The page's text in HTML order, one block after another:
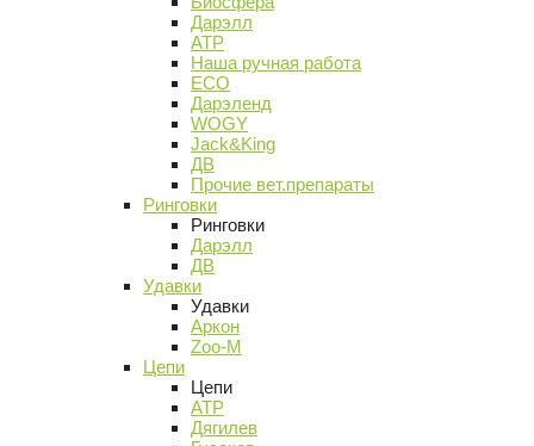
Дарэлл
АТР
Наша ручная работа
ECO
Дарэленд
WOGY
Jack&King
ДВ
Прочие вет.препараты
Ринговки
Ринговки
Дарэлл
ДВ
Удавки
Удавки
Аркон
Zoo-M
Цепи
Цепи
АТР
Дягилев